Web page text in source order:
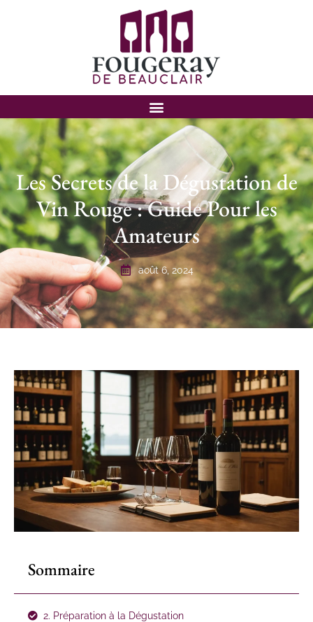
Les Secrets de la Dégustation de
Vin Rouge : Guide Pour les
Amateurs
août 6, 2024
Sommaire
2. Préparation à la Dégustation